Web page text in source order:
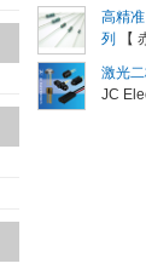
高精
列
【
激光
JC